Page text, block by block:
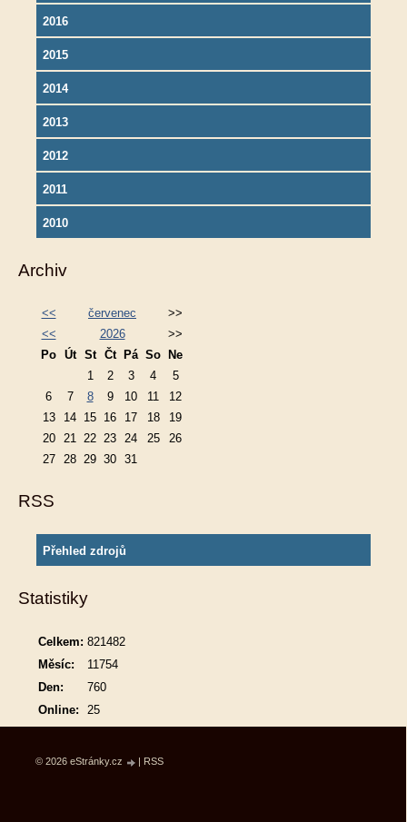
2016
2015
2014
2013
2012
2011
2010
Archiv
<< červenec
>>
<<
2026
>>
Po Út St Čt Pá So
Ne
1
2 3 4
5
6
7 8 9 10 11
12
13
14 15 16 17 18
19
20
21 22 23 24 25
26
27
28 29 30 31
RSS
Přehled zdrojů
Statistiky
Online: 25
Celkem: 821482
Měsíc:
11754
Den:
760
© 2026 eStránky.cz | RSS